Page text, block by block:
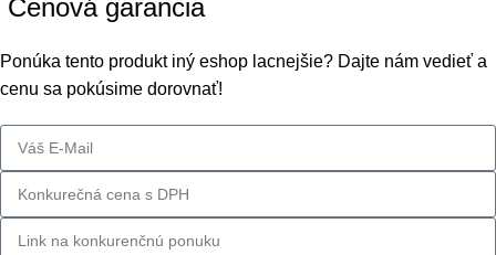
Cenová garancia
Ponúka tento produkt iný eshop lacnejšie? Dajte nám vedieť a
cenu sa pokúsime dorovnať!